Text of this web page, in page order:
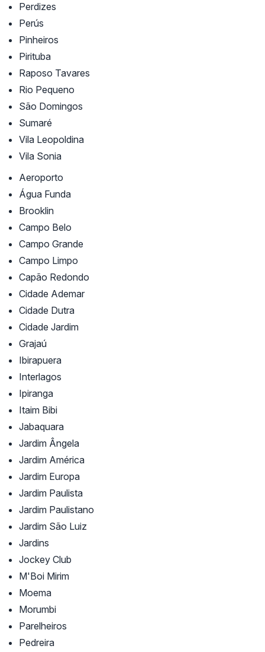
Perdizes
Perús
Pinheiros
Pirituba
Raposo Tavares
Rio Pequeno
São Domingos
Sumaré
Vila Leopoldina
Vila Sonia
Aeroporto
Água Funda
Brooklin
Campo Belo
Campo Grande
Campo Limpo
Capão Redondo
Cidade Ademar
Cidade Dutra
Cidade Jardim
Grajaú
Ibirapuera
Interlagos
Ipiranga
Itaim Bibi
Jabaquara
Jardim Ângela
Jardim América
Jardim Europa
Jardim Paulista
Jardim Paulistano
Jardim São Luiz
Jardins
Jockey Club
M'Boi Mirim
Moema
Morumbi
Parelheiros
Pedreira